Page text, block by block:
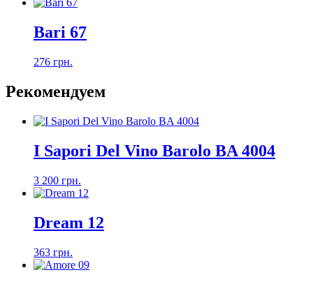
Bari 67
276 грн.
Рекомендуем
I Sapori Del Vino Barolo BA 4004
3 200 грн.
Dream 12
363 грн.